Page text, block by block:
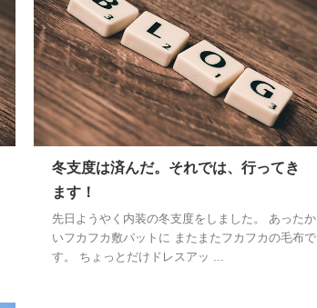
冬支度は済んだ。それでは、行ってき
ます！
先日ようやく内装の冬支度をしました。 あったか
いフカフカ敷パットに またまたフカフカの毛布で
す。 ちょっとだけドレスアッ ...